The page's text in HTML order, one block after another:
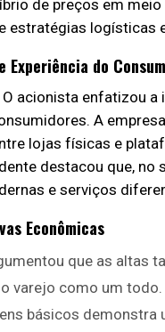
de preços em
estratégias logísticas
Experiência do
O acionista enfatizou a
A
lojas físicas e
destacou que,
e serviços
Econômicas
que as altas
varejo como um
básicos demonstra